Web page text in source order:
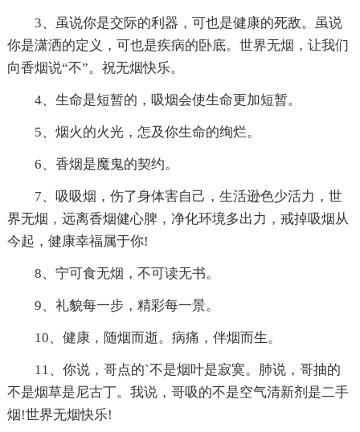
3、虽说你是交际的利器，可也是健康的死敌。虽说
你是潇洒的定义，可也是疾病的卧底。世界无烟，让我们
向香烟说“不”。祝无烟快乐。
4、生命是短暂的，吸烟会使生命更加短暂。
5、烟火的火光，怎及你生命的绚烂。
6、香烟是魔鬼的契约。
7、吸吸烟，伤了身体害自己，生活逊色少活力，世
界无烟，远离香烟健心脾，净化环境多出力，戒掉吸烟从
今起，健康幸福属于你!
8、宁可食无烟，不可读无书。
9、礼貌每一步，精彩每一景。
10、健康，随烟而逝。病痛，伴烟而生。
11、你说，哥点的`不是烟叶是寂寞。肺说，哥抽的
不是烟草是尼古丁。我说，哥吸的不是空气清新剂是二手
烟!世界无烟快乐!